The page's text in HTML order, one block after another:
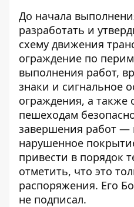
До начала
разработать и
схему движения
ограждение по
выполнения работ,
знаки и сигнальное
ограждения, а также
пешеходам
завершения работ —
нарушенное
привести в порядок
отметить, что это
распоряжения. Его
не подписал.